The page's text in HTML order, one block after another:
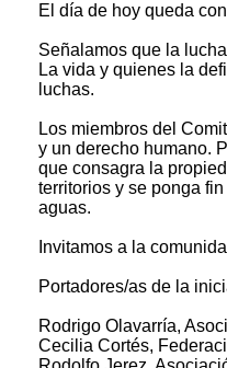
El día de hoy queda
Señalamos que la
La vida y quienes la
luchas.
Los miembros del
y un derecho humano.
que consagra la
territorios y se ponga
aguas.
Invitamos a la
Portadores/as de la
Rodrigo Olavarría,
Cecilia Cortés,